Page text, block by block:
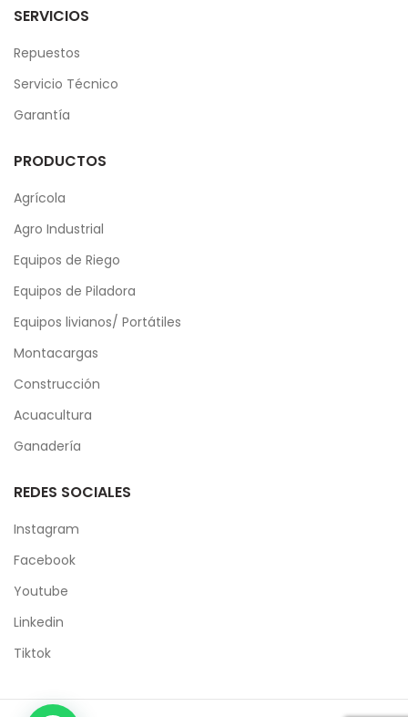
SERVICIOS
Repuestos
Servicio Técnico
Garantía
PRODUCTOS
Agrícola
Agro Industrial
Equipos de Riego
Equipos de Piladora
Equipos livianos/ Portátiles
Montacargas
Construcción
Acuacultura
Ganadería
REDES SOCIALES
Instagram
Facebook
Youtube
Linkedin
Tiktok